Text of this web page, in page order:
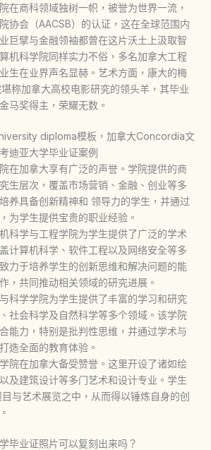
在商科领域独树一帜，被誉为世界一流，
协会（AACSB）的认证，这在全球范围内
巨擘与金融领袖都曾在这片沃土上汲取智
机科学院同样实力不俗，多名加拿大工程
生在业界声名显赫。艺术方面，康大的梅
称加拿大高校电影研究的领头羊，其毕业
马奖得主，荣耀无数。
diploma模板，加拿大Concordia文
迪亚大学毕业证案例
在加拿大享有广泛的声誉。学院提供的商
生层次，覆盖市场营销、金融、创业等多
养具备创新精神和 领导力的学生，并通过
为学生提供宝贵的职业经验。
科学与工程学院为学生提供了广泛的学术
计算机科学、软件工程以及网络安全等多
力于培养学生的创新思维和解决问题的能
，共同推动相关领域的研究进展。
科学学院为学生提供了丰富的学习和研究
社会科学及自然科学等多个领域。该学院
能力，特别是批判性思维，并通过学术与
造全面的教育体验。
院在加拿大备受赞誉。这里开设了诸如绘
及建筑设计等多门艺术和设计专业。学生
与艺术展览之中，从而得以锤炼自身的创
毕业证照片可以复刻出来吗？